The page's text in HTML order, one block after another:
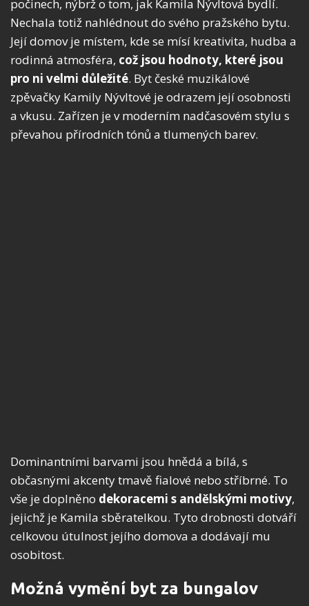
počinech, nýbrž o tom, jak Kamila Nývltová bydlí.
Nechala totiž nahlédnout do svého pražského bytu.
Její domov je místem, kde se mísí kreativita, hudba a
rodinná atmosféra, což jsou hodnoty, které jsou
pro ni velmi důležité. Byt české muzikálové
zpěvačky Kamily Nývltové je odrazem její osobnosti
a vkusu. Zařízen je v moderním nadčasovém stylu s
převahou přírodních tónů a tlumených barev.
Dominantními barvami jsou hnědá a bílá, s
občasnými akcenty tmavě fialové nebo stříbrné. To
vše je doplněno dekoracemi s andělskými motivy,
jejichž je Kamila sběratelkou. Tyto drobnosti dotváří
celkovou útulnost jejího domova a dodávají mu
osobitost.
Možná vymění byt za bungalov